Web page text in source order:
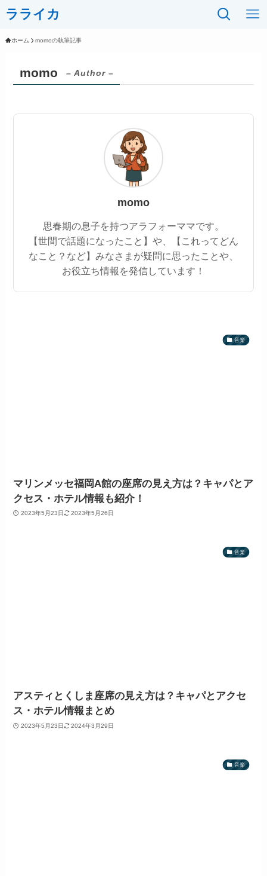
ラライカ
ホーム momoの執筆記事
momo – Author –
momo
思春期の息子を持つアラフォーママです。
【世間で話題になったこと】や、【これってどん
なこと？など】みなさまが疑問に思ったことや、
お役立ち情報を発信しています！
音楽
マリンメッセ福岡A館の座席の見え方は？キャパとア
クセス・ホテル情報も紹介！
2023年5月23日 2023年5月26日
音楽
アスティとくしま座席の見え方は？キャパとアクセ
ス・ホテル情報まとめ
2023年5月23日 2024年3月29日
音楽